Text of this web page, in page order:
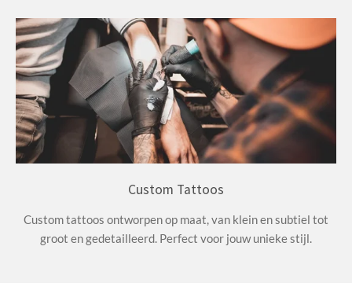
Custom Tattoos
Custom tattoos ontworpen op maat, van klein en subtiel tot
groot en gedetailleerd. Perfect voor jouw unieke stijl.